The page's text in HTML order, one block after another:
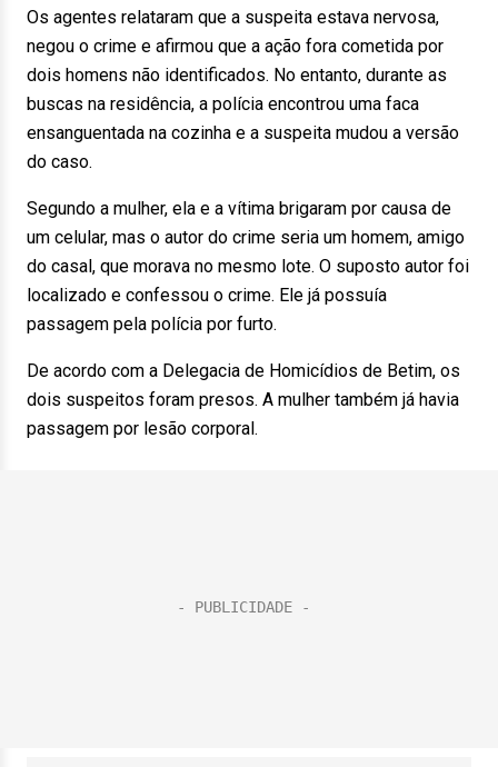
Os agentes relataram que a suspeita estava nervosa,
negou o crime e afirmou que a ação fora cometida por
dois homens não identificados. No entanto, durante as
buscas na residência, a polícia encontrou uma faca
ensanguentada na cozinha e a suspeita mudou a versão
do caso.
Segundo a mulher, ela e a vítima brigaram por causa de
um celular, mas o autor do crime seria um homem, amigo
do casal, que morava no mesmo lote. O suposto autor foi
localizado e confessou o crime. Ele já possuía
passagem pela polícia por furto.
De acordo com a Delegacia de Homicídios de Betim, os
dois suspeitos foram presos. A mulher também já havia
passagem por lesão corporal.